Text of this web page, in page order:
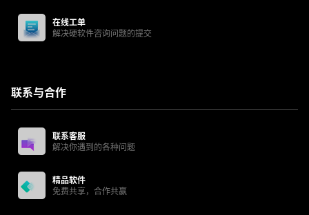
在线工单
解决硬软件咨询问题的提交
联系与合作
联系客服
解决你遇到的各种问题
精品软件
免费共享，合作共赢